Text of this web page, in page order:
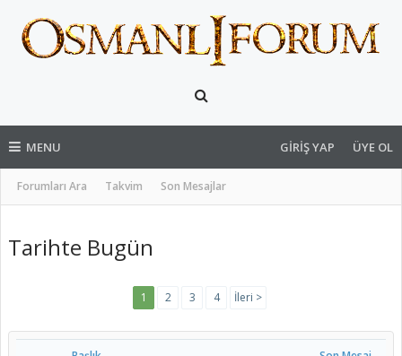
MENU
Forumları Ara Takvim Son Mesajlar
GIRIŞ YAP ÜYE OL
Tarihte Bugün
1 2 3 4 İleri >